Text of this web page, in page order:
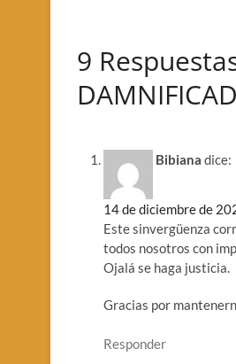
9
Bibiana dice:
14 de diciembre de
Este sinvergüenza
todos nosotros con
Ojalá se haga justicia.
Gracias por
Responder